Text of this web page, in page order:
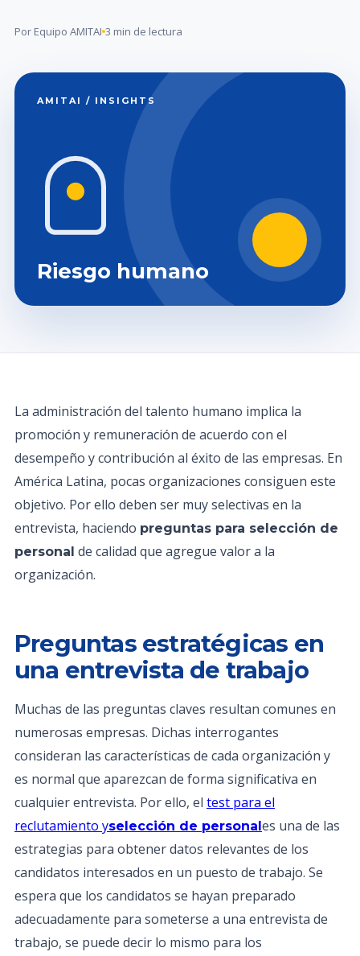
Por Equipo AMITAI 3 min de lectura
AMITAI / INSIGHTS
Riesgo humano
La administración del talento humano implica la
promoción y remuneración de acuerdo con el
desempeño y contribución al éxito de las empresas. En
América Latina, pocas organizaciones consiguen este
objetivo. Por ello deben ser muy selectivas en la
entrevista, haciendo preguntas para selección de
personal de calidad que agregue valor a la
organización.
Preguntas estratégicas en
una entrevista de trabajo
Muchas de las preguntas claves resultan comunes en
numerosas empresas. Dichas interrogantes
consideran las características de cada organización y
es normal que aparezcan de forma significativa en
cualquier entrevista. Por ello, el test para el
reclutamiento yselección de personales una de las
estrategias para obtener datos relevantes de los
candidatos interesados en un puesto de trabajo. Se
espera que los candidatos se hayan preparado
adecuadamente para someterse a una entrevista de
trabajo, se puede decir lo mismo para los